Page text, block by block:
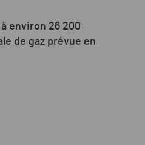
environ 26 200
de gaz prévue en